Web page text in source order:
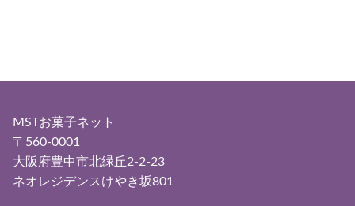
MSTお菓子ネット
〒560-0001
大阪府豊中市北緑丘2-2-23
ネオレジデンスけやき坂801